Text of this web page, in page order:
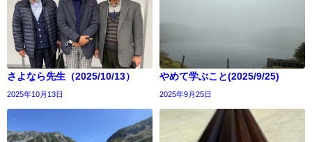
さよなら先生（2025/10/13）
2025年10月13日
やめて学ぶこと(2025/9/25)
2025年9月25日